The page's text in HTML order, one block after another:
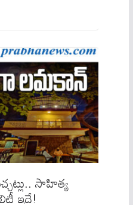
సాహిత్య
ఇదే!